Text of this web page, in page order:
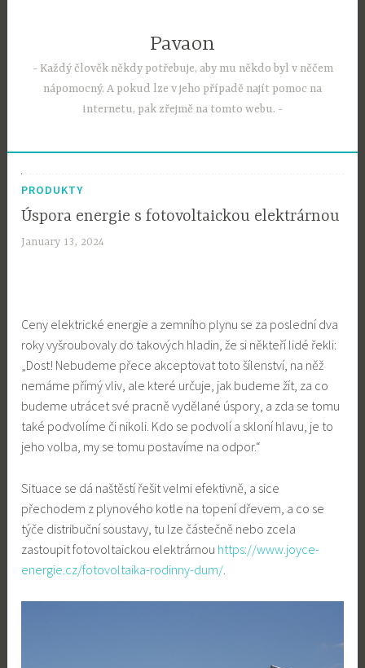
Pavaon
Každý člověk někdy potřebuje, aby mu někdo byl v něčem
nápomocný. A pokud lze v jeho případě najít pomoc na
internetu, pak zřejmě na tomto webu.
PRODUKTY
Úspora energie s fotovoltaickou elektrárnou
January 13, 2024
Ceny elektrické energie a zemního plynu se za poslední dva
roky vyšroubovaly do takových hladin, že si někteří lidé řekli:
„Dost! Nebudeme přece akceptovat toto šílenství, na něž
nemáme přímý vliv, ale které určuje, jak budeme žít, za co
budeme utrácet své pracně vydělané úspory, a zda se tomu
také podvolíme či nikoli. Kdo se podvolí a skloní hlavu, je to
jeho volba, my se tomu postavíme na odpor.“
Situace se dá naštěstí řešit velmi efektivně, a sice
přechodem z plynového kotle na topení dřevem, a co se
týče distribuční soustavy, tu lze částečně nebo zcela
zastoupit fotovoltaickou elektrárnou https://www.joyce-
energie.cz/fotovoltaika-rodinny-dum/